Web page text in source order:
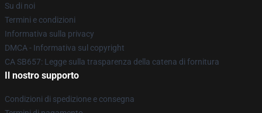
Su di noi
Termini e condizioni
Informativa sulla privacy
DMCA - Informativa sul copyright
CA SB657: Legge sulla trasparenza della catena di fornitura
Il nostro supporto
Condizioni di spedizione e consegna